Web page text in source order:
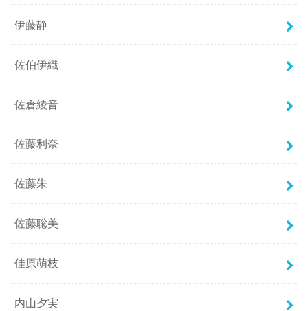
伊藤静
佐伯伊織
佐倉綾音
佐藤利奈
佐藤朱
佐藤聡美
佳原萌枝
内山夕実